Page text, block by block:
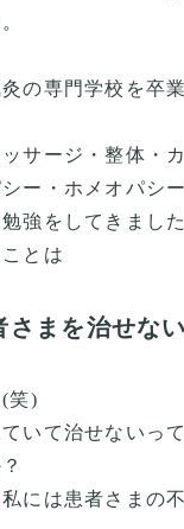
の専門学校を卒
サージ・整体・
ー・ホメオパシ
強をしてきました
とは
さまを治せない
笑)
いて治せないっ
には患者さまの